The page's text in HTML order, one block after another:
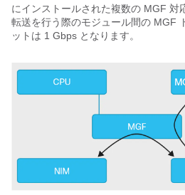
にインストールされた複数の MGF 対
転送を行う際のモジュール間の MGF
ットは 1 Gbps となります。